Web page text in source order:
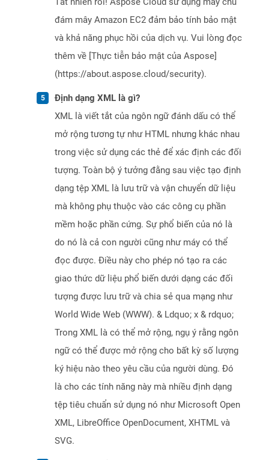
đám mây Amazon EC2 đảm bảo tính bảo mật
và khả năng phục hồi của dịch vụ. Vui lòng đọc
thêm về [Thực tiễn bảo mật của Aspose]
(https://about.aspose.cloud/security).
Định dạng XML là gì?
XML là viết tắt của ngôn ngữ đánh dấu có thể
mở rộng tương tự như HTML nhưng khác nhau
trong việc sử dụng các thẻ để xác định các đối
tượng. Toàn bộ ý tưởng đằng sau việc tạo định
dạng tệp XML là lưu trữ và vận chuyển dữ liệu
mà không phụ thuộc vào các công cụ phần
mềm hoặc phần cứng. Sự phổ biến của nó là
do nó là cả con người cũng như máy có thể
đọc được. Điều này cho phép nó tạo ra các
giao thức dữ liệu phổ biến dưới dạng các đối
tượng được lưu trữ và chia sẻ qua mạng như
World Wide Web (WWW). & Ldquo; x & rdquo;
Trong XML là có thể mở rộng, ngụ ý rằng ngôn
ngữ có thể được mở rộng cho bất kỳ số lượng
ký hiệu nào theo yêu cầu của người dùng. Đó
là cho các tính năng này mà nhiều định dạng
tệp tiêu chuẩn sử dụng nó như Microsoft Open
XML, LibreOffice OpenDocument, XHTML và
SVG.